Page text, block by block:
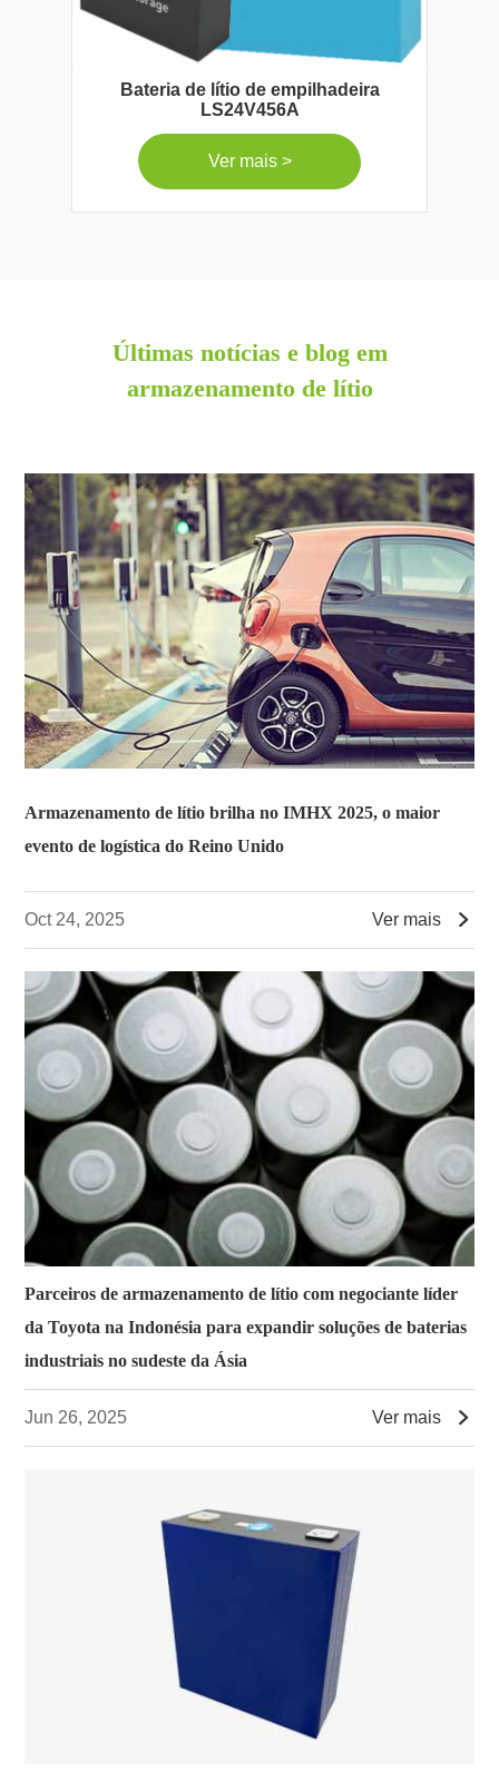
Bateria de lítio de empilhadeira
LS24V456A
Ver mais >
Últimas notícias e blog em
armazenamento de lítio
Armazenamento de lítio brilha no IMHX 2025, o maior
evento de logística do Reino Unido
Oct 24, 2025 Ver mais 
Parceiros de armazenamento de lítio com negociante líder
da Toyota na Indonésia para expandir soluções de baterias
industriais no sudeste da Ásia
Jun 26, 2025 Ver mais 